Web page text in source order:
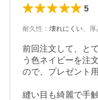
5
耐久性 ： 壊れにくい 厚
前回注文して、と
う色ネイビーを注
ので、プレゼント用
縫い目も綺麗で手